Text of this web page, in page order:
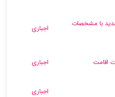
با مشخصات
اجباری
اقامت
اجباری
اجباری